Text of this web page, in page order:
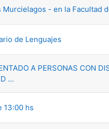
Murcielagos - en la Facultad
de Lenguajes
A PERSONAS CON
...
13:00 hs